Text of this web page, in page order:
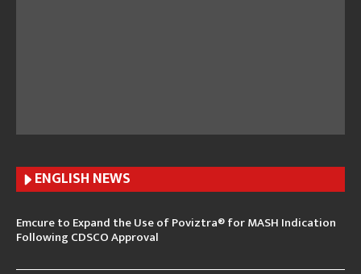
ENGLISH NEWS
Emcure to Expand the Use of Poviztra® for MASH Indication
Following CDSCO Approval